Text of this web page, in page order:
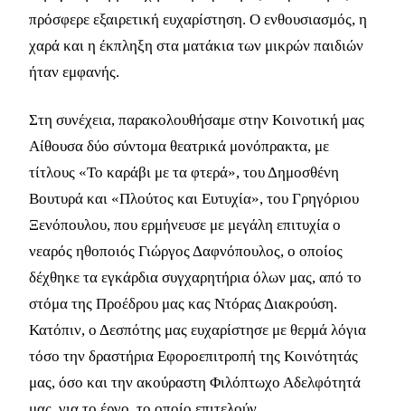
πρόσφερε εξαιρετική ευχαρίστηση. Ο ενθουσιασμός, η
χαρά και η έκπληξη στα ματάκια των μικρών παιδιών
ήταν εμφανής.
Στη συνέχεια, παρακολουθήσαμε στην Κοινοτική μας
Αίθουσα δύο σύντομα θεατρικά μονόπρακτα, με
τίτλους «Το καράβι με τα φτερά», του Δημοσθένη
Βουτυρά και «Πλούτος και Ευτυχία», του Γρηγόριου
Ξενόπουλου, που ερμήνευσε με μεγάλη επιτυχία ο
νεαρός ηθοποιός Γιώργος Δαφνόπουλος, ο οποίος
δέχθηκε τα εγκάρδια συγχαρητήρια όλων μας, από το
στόμα της Προέδρου μας κας Ντόρας Διακρούση.
Κατόπιν, ο Δεσπότης μας ευχαρίστησε με θερμά λόγια
τόσο την δραστήρια Εφοροεπιτροπή της Κοινότητάς
μας, όσο και την ακούραστη Φιλόπτωχο Αδελφότητά